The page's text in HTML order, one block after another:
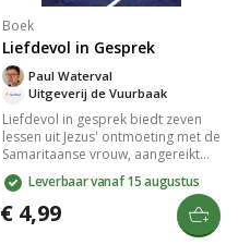
Boek
Liefdevol in Gesprek
Uitgeverij de Vuurbaak
Paul Waterval
Liefdevol in gesprek biedt zeven
lessen uit Jezus' ontmoeting met de
Samaritaanse vrouw, aangereikt
door Paul Waterval. Dit compacte
en praktische boek helpt je groeien
in liefdevolle communicatie, ideaal
voor persoonlijke studie of
Leverbaar vanaf 15 augustus
€ 4,99